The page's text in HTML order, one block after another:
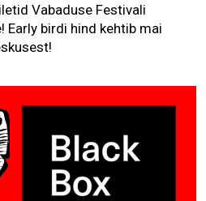
Vabaduse Festivali
Early birdi hind kehtib mai